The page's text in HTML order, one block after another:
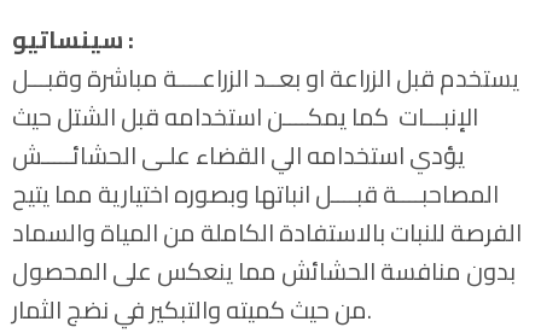
سينساتيو :
يستخدم قبل الزراعة او بعــد الزراعــــة مباشرة وقبـــل
الإنبـــات كما يمكــــن استخدامه قبل الشتل حيث
يؤدي استخدامه الي القضاء علـى الحشائـــــش
المصاحبــــة قبــــل انباتها وبصوره اختيارية مما يتيح
الفرصة للنبات بالاستفادة الكاملة من المياة والسماد
بدون منافسة الحشائش مما ينعكس على المحصول
من حيث كميته والتبكير في نضج الثمار.